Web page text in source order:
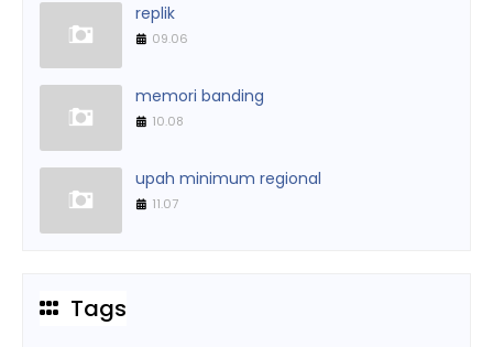
replik
09.06
memori banding
10.08
upah minimum regional
11.07
Tags